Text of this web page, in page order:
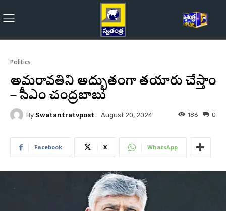
Politics
అమరావతిని అద్భుతంగా తయారు చేస్తాం
– సీఎం చంద్రబాబు
By Swatantratvpost August 20, 2024 0
186
Facebook X WhatsApp